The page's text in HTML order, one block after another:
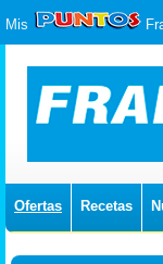
Mis
Ofertas Recetas